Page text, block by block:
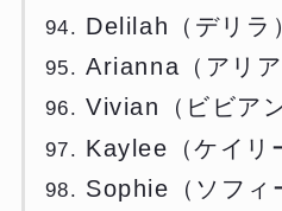
Delilah（デリラ
Arianna（アリア
Vivian（ビビアン
Kaylee（ケイリ
Sophie（ソフィ